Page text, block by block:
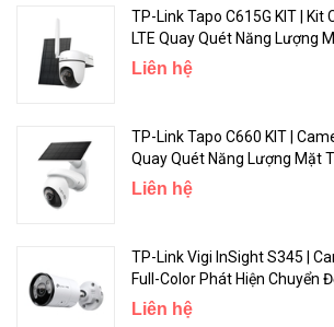
TP-Link Tapo C615G KIT | Kit
LTE Quay Quét Năng Lượng
Liên hệ
TP-Link Tapo C660 KIT |
Quay Quét Năng Lượng Mặt
Liên hệ
TP-Link Vigi InSight S345 |
Full-Color Phát Hiện Chuyển
Liên hệ